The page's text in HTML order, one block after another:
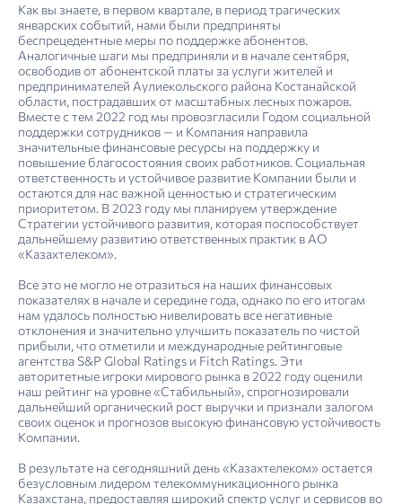
Как вы знаете, в первом квартале, в период трагических
январских событий, нами были предприняты
беспрецедентные меры по поддержке абонентов.
Аналогичные шаги мы предприняли и в начале сентября,
освободив от абонентской платы за услуги жителей и
предпринимателей Аулиекольского района Костанайской
области, пострадавших от масштабных лесных пожаров.
Вместе с тем 2022 год мы провозгласили Годом социальной
поддержки сотрудников — и Компания направила
значительные финансовые ресурсы на поддержку и
повышение благосостояния своих работников. Социальная
ответственность и устойчивое развитие Компании были и
остаются для нас важной ценностью и стратегическим
приоритетом. В 2023 году мы планируем утверждение
Стратегии устойчивого развития, которая поспособствует
дальнейшему развитию ответственных практик в АО
«Казахтелеком».
Все это не могло не отразиться на наших финансовых
показателях в начале и середине года, однако по его итогам
нам удалось полностью нивелировать все негативные
отклонения и значительно улучшить показатель по чистой
прибыли, что отметили и международные рейтинговые
агентства S&P Global Ratings и Fitch Ratings. Эти
авторитетные игроки мирового рынка в 2022 году оценили
наш рейтинг на уровне «Стабильный», спрогнозировали
дальнейший органический рост выручки и признали залогом
своих оценок и прогнозов высокую финансовую устойчивость
Компании.
В результате на сегодняшний день «Казахтелеком» остается
безусловным лидером телекоммуникационного рынка
Казахстана, предоставляя широкий спектр услуг и сервисов во